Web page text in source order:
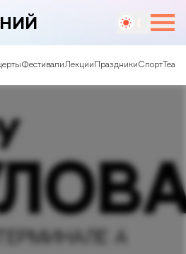
ФестивалиЛекции ПраздникиСпорт